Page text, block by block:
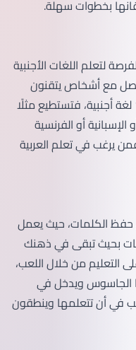
بخطوات سهلة.
لتعلم اللغات الأجنبية
مع أشخاص يتقنون
عدد كبير من اللغات ربما يصل إلى 150 لغة أجنبية، فتستطيع مثلًا
أو الفرنسية
يرغب في تعلم العربية
حفظ الكلمات، حيث يعمل
بحيث تبقى في ذهنك
التعليم من خلال اللعب،
الجاسوس ويدخل في
في أن تتعلمها وينطقون